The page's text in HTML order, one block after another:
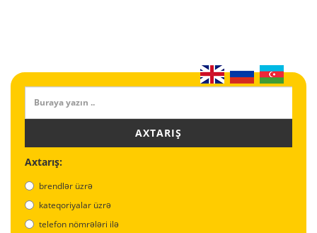
AXTARIŞ
Axtarış:
brendlər üzrə
kateqoriyalar üzrə
telefon nömrələri ilə